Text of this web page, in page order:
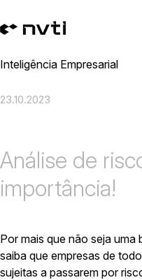
Inteligência Empresarial
23.10.2023
Análise de
importância!
Por mais que não seja
saiba que empresas de
sujeitas a passarem por